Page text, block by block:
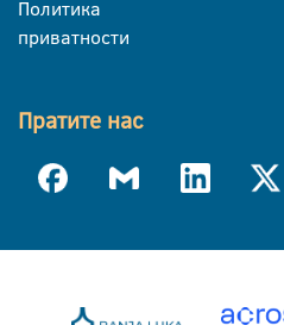
Политика
приватности
Пратите нас